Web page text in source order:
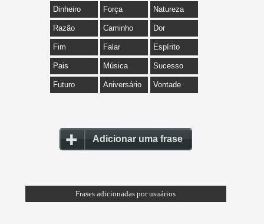
Dinheiro Força Natureza
Razão Caminho Dor
Fim Falar Espírito
Pais Música Sucesso
Futuro Aniversário Vontade
Adicionar uma frase
Frases adicionadas por usuários